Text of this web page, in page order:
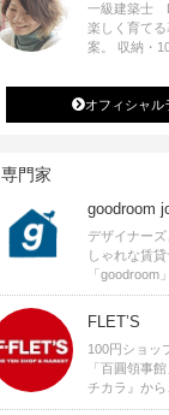
月に宝島社
楽しむイン
一級建築士
楽しく育て
案。 収納・
発信中。 著書 なつめさんちの新しい
のになつかし
り 雑誌掲載
オフィシャル
専門家
goodroom
デザイナー
しゃれな賃
「goodroom
テリアや、
のアイディア
暮らしを楽し
ます。
FLET’S
100円ショッ
「百圓領事
チカラ』から
す。